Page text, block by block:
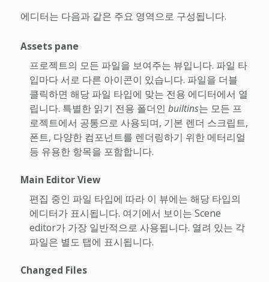
에디터는 다음과 같은 주요 영역으로 구성됩니다.
Assets pane
프로젝트의 모든 파일을 보여주는 뷰입니다. 파일 타
입마다 서로 다른 아이콘이 있습니다. 파일을 더블
클릭하면 해당 파일 타입에 맞는 전용 에디터에서 열
립니다. 특별한 읽기 전용 폴더인builtins는 모든 프
로젝트에서 공통으로 사용되며, 기본 렌더 스크립트,
폰트, 다양한 컴포넌트를 렌더링하기 위한 메터리얼
등 유용한 항목을 포함합니다.
Main Editor View
편집 중인 파일 타입에 따라 이 뷰에는 해당 타입의
에디터가 표시됩니다. 여기에서 보이는 Scene
editor가 가장 일반적으로 사용됩니다. 열려 있는 각
파일은 별도 탭에 표시됩니다.
Changed Files